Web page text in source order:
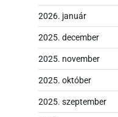
2026. január
2025. december
2025. november
2025. október
2025. szeptember